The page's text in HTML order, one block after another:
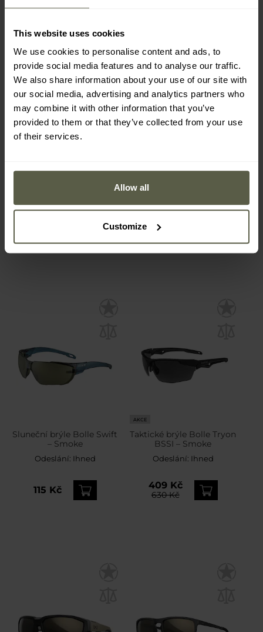
This website uses cookies
We use cookies to personalise content and ads, to
provide social media features and to analyse our traffic.
We also share information about your use of our site with
our social media, advertising and analytics partners who
may combine it with other information that you’ve
provided to them or that they’ve collected from your use
of their services.
Allow all
Customize
Taktické brýle Wiley X
Brýle Wiley X Founder -
Mirror/Matte Black
3 211 Kč
5 082 Kč
Sluneční brýle Bolle Swift
– Smoke
Odeslání: Ihned
115 Kč
AKCE
Taktické brýle Bolle Tryon
BSSI – Smoke
Odeslání: Ihned
409 Kč
630 Kč